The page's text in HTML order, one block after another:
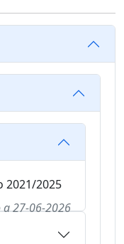
2021/2025
a27-06-2026